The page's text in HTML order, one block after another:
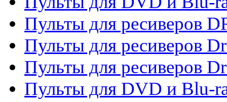
Пульты для ресиверов
Пульты для ресиверов
Пульты для ресиверов
Пульты для DVD и Blu-